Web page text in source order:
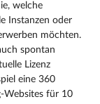
welche
Instanzen oder
möchten.
spontan
Lizenz
eine 360
Websites für 10